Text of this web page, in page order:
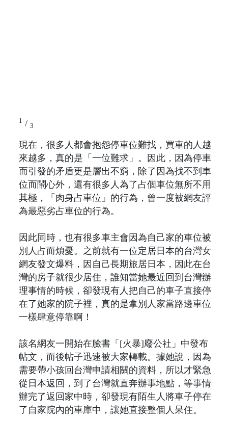
1 / 3
現在，很多人都會抱怨停車位難找，買車的人越
來越多，真的是「一位難求」。因此，因為停車
而引發的矛盾更是層出不窮，除了因為找不到車
位而鬧心外，還有很多人為了占個車位無所不用
其極，「肉身占車位」的行為，曾一度被網友評
為最惡劣占車位的行為。
因此同時，也有很多車主會因為自己家的車位被
別人占而煩憂。之前就有一位定居日本的台灣女
網友發文爆料，因自己長期旅居日本，因此在台
灣的房子就很少居住，誰知當她最近回到台灣辦
理事情的時候，卻發現有人把自己的車子直接停
在了她家的院子裡，真的是拿別人家當路邊車位
一樣肆意停靠啊！
該名網友一開始在臉書「[火暴]廢公社」中發布
帖文，而後帖子迅速被大家轉載。據她說，因為
需要帶小孩回台灣申請相關的資料，所以才緊急
從日本返回，到了台灣就直奔辦事地點，等事情
辦完了返回家中時，卻發現有陌生人將車子停在
了自家院內的車庫中，讓她直接整個人呆住。